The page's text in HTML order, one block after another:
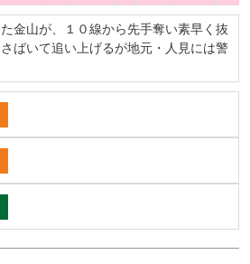
金山が、１０線から先手奪い素早く抜
ばいて追い上げるが地元・人見には警